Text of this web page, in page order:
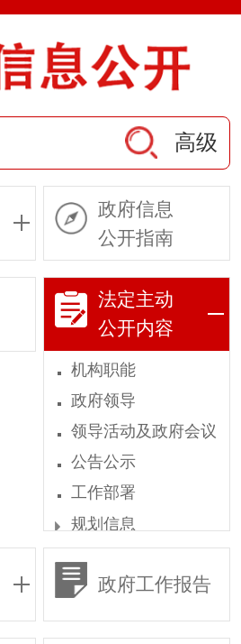
高级
政府信息
公开指南
法定主动
公开内容
机构职能
政府领导
领导活动及政府会议
公告公示
工作部署
规划信息
统计信息
权责清单
行政许可
政府工作报告